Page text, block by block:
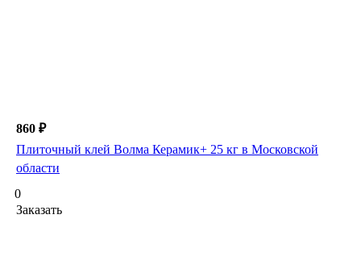
860 ₽
Плиточный клей Волма Керамик+ 25 кг в Московской
области
0
Заказать